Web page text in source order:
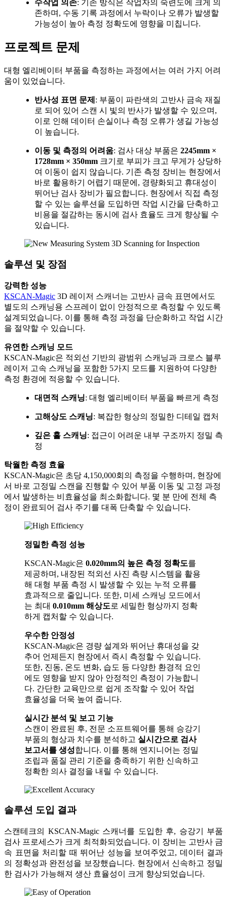
수작업 의존: 기존 방식은 작업자의 숙련도에 크게 의
존하며, 수동 기록 과정에서 누락이나 오류가 발생할
가능성이 높아 측정 정확도에 영향을 미칩니다.
프로젝트 문제
대형 엘리베이터 부품을 측정하는 과정에서는 여러 가지 어려
움이 있었습니다.
반사성 표면 문제 : 부품이 파란색의 고반사 금속 재질
로 되어 있어 스캔 시 빛의 반사가 발생할 수 있으며,
이로 인해 데이터 손실이나 측정 오류가 생길 가능성
이 높습니다.
이동 및 측정의 어려움: 검사 대상 부품은 2245mm ×
1728mm × 350mm 크기로 부피가 크고 무게가 상당하
여 이동이 쉽지 않습니다. 기존 측정 장비는 현장에서
바로 활용하기 어렵기 때문에, 경량화되고 휴대성이
뛰어난 검사 장비가 필요합니다. 현장에서 직접 측정
할 수 있는 솔루션을 도입하면 작업 시간을 단축하고
비용을 절감하는 동시에 검사 효율도 크게 향상될 수
있습니다.
솔루션 및 장점
강력한 성능
KSCAN-Magic 3D 레이저 스캐너는 고반사 금속 표면에서도
별도의 스캐닝용 스프레이 없이 안정적으로 측정할 수 있도록
설계되었습니다. 이를 통해 측정 과정을 단순화하고 작업 시간
을 절약할 수 있습니다.
유연한 스캐닝 모드
KSCAN-Magic은 적외선 기반의 광범위 스캐닝과 크로스 블루
레이저 고속 스캐닝을 포함한 5가지 모드를 지원하여 다양한
측정 환경에 적응할 수 있습니다.
대면적 스캐닝: 대형 엘리베이터 부품을 빠르게 측정
고해상도 스캐닝: 복잡한 형상의 정밀한 디테일 캡처
깊은 홀 스캐닝: 접근이 어려운 내부 구조까지 정밀 측
정
탁월한 측정 효율
KSCAN-Magic은 초당 4,150,000회의 측정을 수행하며, 현장에
서 바로 고정밀 스캔을 진행할 수 있어 부품 이동 및 고정 과정
에서 발생하는 비효율성을 최소화합니다. 몇 분 만에 전체 측
정이 완료되어 검사 주기를 대폭 단축할 수 있습니다.
정밀한 측정 성능
KSCAN-Magic은 0.020mm의 높은 측정 정확도를
제공하며, 내장된 적외선 사진 측량 시스템을 활용
해 대형 부품 측정 시 발생할 수 있는 누적 오류를
효과적으로 줄입니다. 또한, 미세 스캐닝 모드에서
는 최대 0.010mm 해상도로 세밀한 형상까지 정확
하게 캡처할 수 있습니다.
우수한 안정성
KSCAN-Magic은 경량 설계와 뛰어난 휴대성을 갖
추어 언제든지 현장에서 즉시 측정할 수 있습니다.
또한, 진동, 온도 변화, 습도 등 다양한 환경적 요인
에도 영향을 받지 않아 안정적인 측정이 가능합니
다. 간단한 교육만으로 쉽게 조작할 수 있어 작업
효율성을 더욱 높여 줍니다.
실시간 분석 및 보고 기능
스캔이 완료된 후, 전문 소프트웨어를 통해 승강기
부품의 형상과 치수를 분석하고 실시간으로 검사
보고서를 생성합니다. 이를 통해 엔지니어는 정밀
조립과 품질 관리 기준을 충족하기 위한 신속하고
정확한 의사 결정을 내릴 수 있습니다.
솔루션 도입 결과
스캔테크의 KSCAN-Magic 스캐너를 도입한 후, 승강기 부품
검사 프로세스가 크게 최적화되었습니다. 이 장비는 고반사 금
속 표면을 처리할 때 뛰어난 성능을 보여주었고, 데이터 결과
의 정확성과 완전성을 보장했습니다. 현장에서 신속하고 정밀
한 검사가 가능해져 생산 효율성이 크게 향상되었습니다.